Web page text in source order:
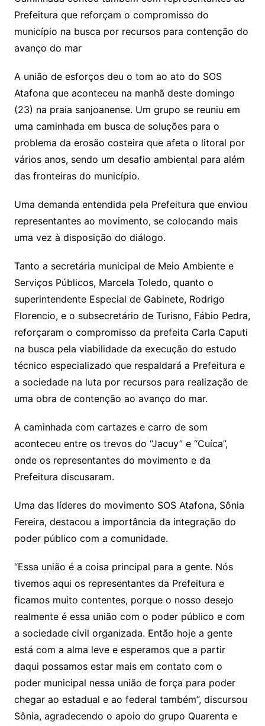
Prefeitura que reforçam o compromisso do
município na busca por recursos para contenção do
avanço do mar
A união de esforços deu o tom ao ato do SOS
Atafona que aconteceu na manhã deste domingo
(23) na praia sanjoanense. Um grupo se reuniu em
uma caminhada em busca de soluções para o
problema da erosão costeira que afeta o litoral por
vários anos, sendo um desafio ambiental para além
das fronteiras do município.
Uma demanda entendida pela Prefeitura que enviou
representantes ao movimento, se colocando mais
uma vez à disposição do diálogo.
Tanto a secretária municipal de Meio Ambiente e
Serviços Públicos, Marcela Toledo, quanto o
superintendente Especial de Gabinete, Rodrigo
Florencio, e o subsecretário de Turisno, Fábio Pedra,
reforçaram o compromisso da prefeita Carla Caputi
na busca pela viabilidade da execução do estudo
técnico especializado que respaldará a Prefeitura e
a sociedade na luta por recursos para realização de
uma obra de contenção ao avanço do mar.
A caminhada com cartazes e carro de som
aconteceu entre os trevos do “Jacuy” e “Cuíca”,
onde os representantes do movimento e da
Prefeitura discusaram.
Uma das líderes do movimento SOS Atafona, Sônia
Fereira, destacou a importância da integração do
poder público com a comunidade.
“Essa união é a coisa principal para a gente. Nós
tivemos aqui os representantes da Prefeitura e
ficamos muito contentes, porque o nosso desejo
realmente é essa união com o poder público e com
a sociedade civil organizada. Então hoje a gente
está com a alma leve e esperamos que a partir
daqui possamos estar mais em contato com o
poder municipal nessa união de força para poder
chegar ao estadual e ao federal também”, discursou
Sônia, agradecendo o apoio do grupo Quarenta e